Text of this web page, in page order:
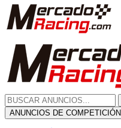
ANUNCIOS DE COMPETICIÓN